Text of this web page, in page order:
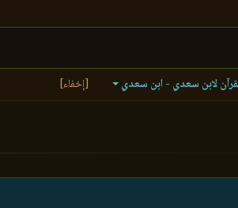
لابن سعدي - ابن سعدي [إخفاء]